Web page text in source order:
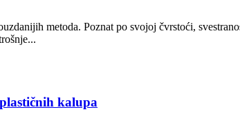
metoda. Poznat po svojoj čvrstoći,
kalupa